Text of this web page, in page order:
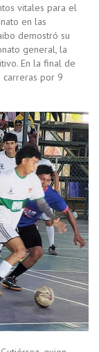
vitales para el
en las
demostró su
general, la
En la final de
por 9